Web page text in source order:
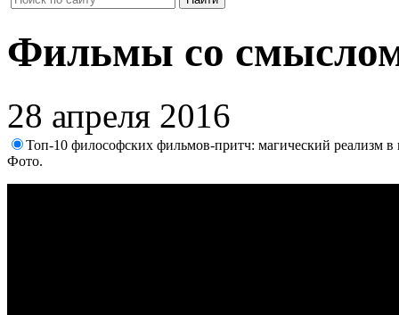
Фильмы со
28 апреля 2016
Топ-10 философских фильмов-притч: магический реализм
Фото.